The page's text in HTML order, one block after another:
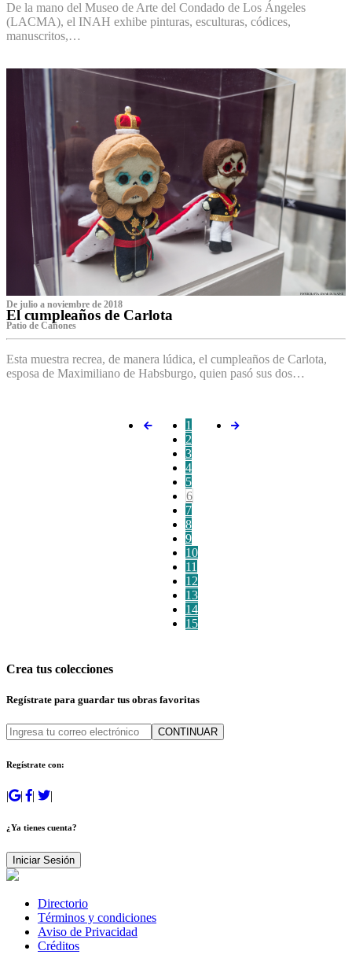
De la mano del Museo de Arte del Condado de Los Ángeles
(LACMA), el INAH exhibe pinturas, esculturas, códices,
manuscritos,…
De julio a noviembre de 2018
El cumpleaños de Carlota
Patio de Cañones
Esta muestra recrea, de manera lúdica, el cumpleaños de Carlota,
esposa de Maximiliano de Habsburgo, quien pasó sus dos…
1
2
3
4
5
6
7
8
9
10
11
12
13
14
15
Crea tus colecciones
Regístrate para guardar tus obras favoritas
CONTINUAR
Regístrate con:
| | | |
¿Ya tienes cuenta?
Iniciar Sesión
Directorio
Términos y condiciones
Aviso de Privacidad
Créditos